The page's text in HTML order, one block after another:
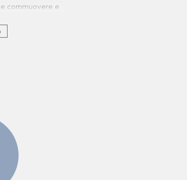
commuovere e
pratiche.